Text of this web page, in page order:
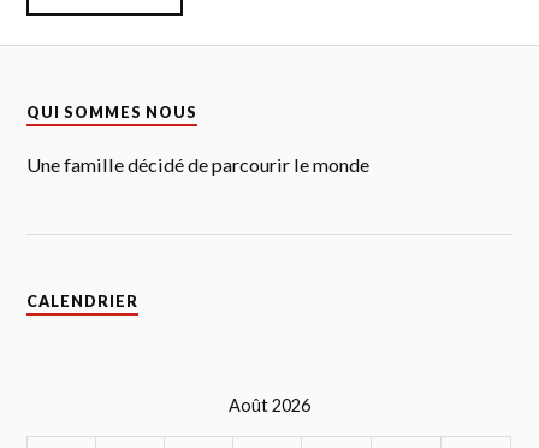
QUI SOMMES NOUS
Une famille décidé de parcourir le monde
CALENDRIER
Août 2026